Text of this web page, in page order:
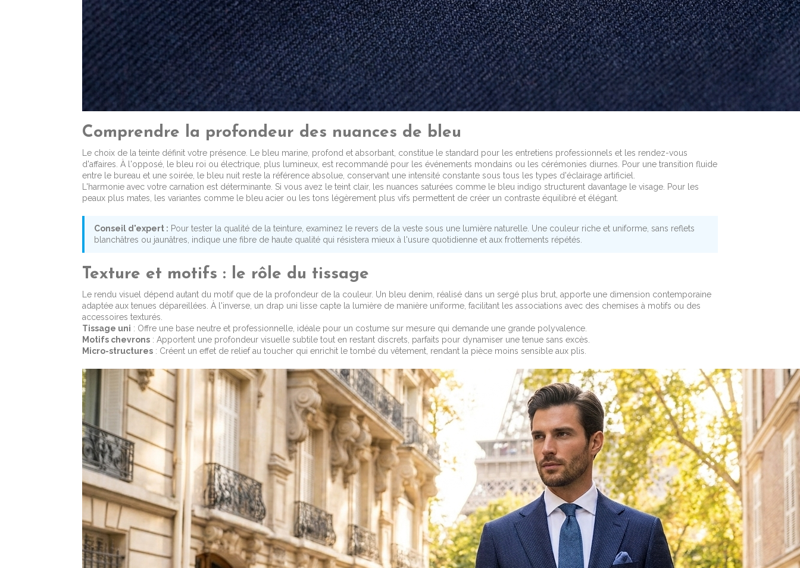
Comprendre la profondeur des nuances de bleu
Le choix de la teinte définit votre présence. Le bleu marine, profond et absorbant, constitue le standard pour les entretiens professionnels et les rendez-vous
d'affaires. À l'opposé, le bleu roi ou électrique, plus lumineux, est recommandé pour les événements mondains ou les cérémonies diurnes. Pour une transition fluide
entre le bureau et une soirée, le bleu nuit reste la référence absolue, conservant une intensité constante sous tous les types d'éclairage artificiel.
L'harmonie avec votre carnation est déterminante. Si vous avez le teint clair, les nuances saturées comme le bleu indigo structurent davantage le visage. Pour les
peaux plus mates, les variantes comme le bleu acier ou les tons légèrement plus vifs permettent de créer un contraste équilibré et élégant.
Conseil d'expert : Pour tester la qualité de la teinture, examinez le revers de la veste sous une lumière naturelle. Une couleur riche et uniforme, sans reflets
blanchâtres ou jaunâtres, indique une fibre de haute qualité qui résistera mieux à l'usure quotidienne et aux frottements répétés.
Texture et motifs : le rôle du tissage
Le rendu visuel dépend autant du motif que de la profondeur de la couleur. Un bleu denim, réalisé dans un sergé plus brut, apporte une dimension contemporaine
adaptée aux tenues dépareillées. À l'inverse, un drap uni lisse capte la lumière de manière uniforme, facilitant les associations avec des chemises à motifs ou des
accessoires texturés.
Tissage uni : Offre une base neutre et professionnelle, idéale pour un costume sur mesure qui demande une grande polyvalence.
Motifs chevrons : Apportent une profondeur visuelle subtile tout en restant discrets, parfaits pour dynamiser une tenue sans excès.
Micro-structures : Créent un effet de relief au toucher qui enrichit le tombé du vêtement, rendant la pièce moins sensible aux plis.